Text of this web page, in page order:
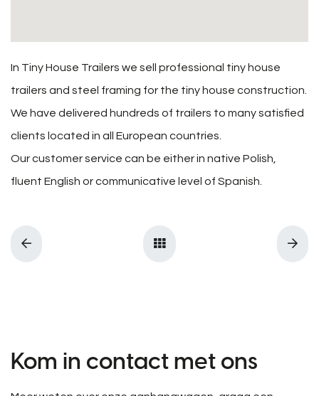
In Tiny House Trailers we sell professional tiny house
trailers and steel framing for the tiny house construction.
We have delivered hundreds of trailers to many satisfied
clients located in all European countries.
Our customer service can be either in native Polish,
fluent English or communicative level of Spanish.
Kom in contact met ons